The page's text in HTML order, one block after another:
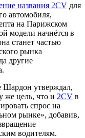
названия 2CV для
автомобиля,
на Парижском
модели начнётся в
станет частью
рынка
другие
Шардон утверждал,
же цель, что и 2CV в
спрос на
рынке», добавив,
водителям.